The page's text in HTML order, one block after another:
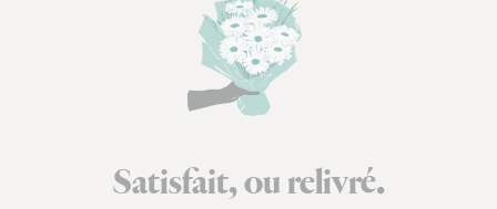
Satisfait, ou relivré.